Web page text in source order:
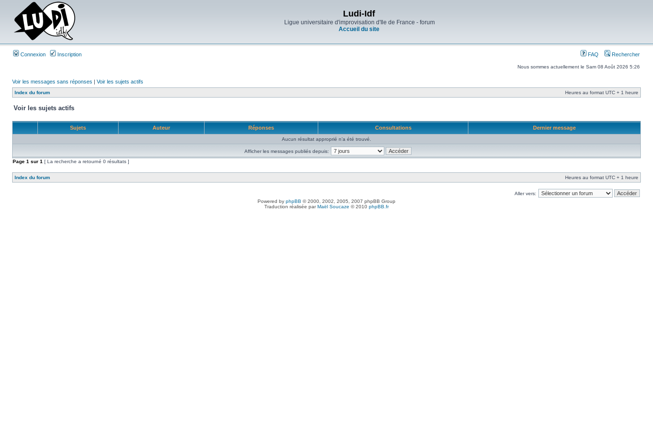
Ludi-Idf
Ligue universitaire d'improvisation d'Ile de France - forum
Accueil du site
Connexion Inscription FAQ Rechercher
Nous sommes actuellement le Sam 08 Août 2026 5:26
Voir les messages sans réponses | Voir les sujets actifs
Index du forum Heures au format UTC + 1 heure
Voir les sujets actifs
Sujets Auteur Réponses Consultations Dernier message
Aucun résultat approprié n’a été trouvé.
Afficher les messages publiés depuis:
Page 1 sur 1 [ La recherche a retourné 0 résultats ]
Index du forum Heures au format UTC + 1 heure
Aller vers:
Powered by phpBB © 2000, 2002, 2005, 2007 phpBB Group
Traduction réalisée parMaël Soucaze © 2010 phpBB.fr